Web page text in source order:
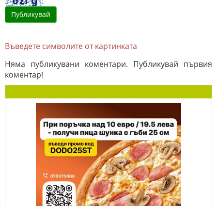
Въведете символите от картинката
Няма публикувани коментари. Публикувай първия
коментар!